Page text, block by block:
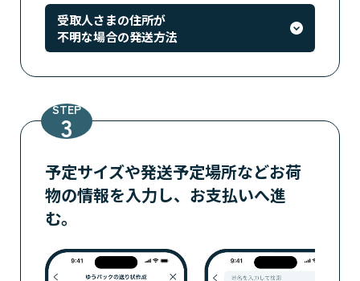
受取人さまの住所が
不明な場合の発送方法
STEP
予定サイズや発送予定場所などお荷
物の情報を入力し、 お支払いへ進
む。